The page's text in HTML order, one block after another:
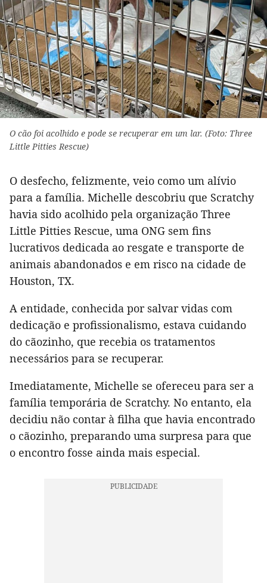
O cão foi acolhido e pode se recuperar em um lar. (Foto: Three
Little Pitties Rescue)
O desfecho, felizmente, veio como um alívio
para a família. Michelle descobriu que Scratchy
havia sido acolhido pela organização Three
Little Pitties Rescue, uma ONG sem fins
lucrativos dedicada ao resgate e transporte de
animais abandonados e em risco na cidade de
Houston, TX.
A entidade, conhecida por salvar vidas com
dedicação e profissionalismo, estava cuidando
do cãozinho, que recebia os tratamentos
necessários para se recuperar.
Imediatamente, Michelle se ofereceu para ser a
família temporária de Scratchy. No entanto, ela
decidiu não contar à filha que havia encontrado
o cãozinho, preparando uma surpresa para que
o encontro fosse ainda mais especial.